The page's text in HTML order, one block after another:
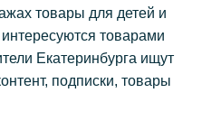
товары для детей и
товарами
Екатеринбурга ищут
подписки, товары